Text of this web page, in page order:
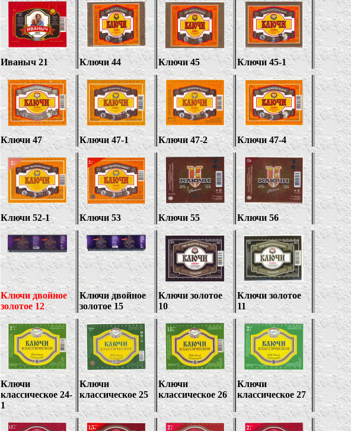
Иваныч 21 Ключи44 Ключи 45 Ключи 45-1
Ключи 47 Ключи 47-1 Ключи 47-2 Ключи47-4
Ключи 52-1 Ключи 53 Ключи 55 Ключи 56
Ключи двойное
золотое 12
Ключи двойное
золотое 15
Ключи золотое
10
Ключи золотое
11
Ключи
классическое 24-
1
Ключи
классическое 25
Ключи
классическое 26
Ключи
классическое 27